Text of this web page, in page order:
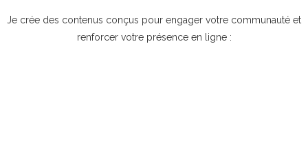
Je crée des contenus conçus pour engager votre communauté et
renforcer votre présence en ligne :